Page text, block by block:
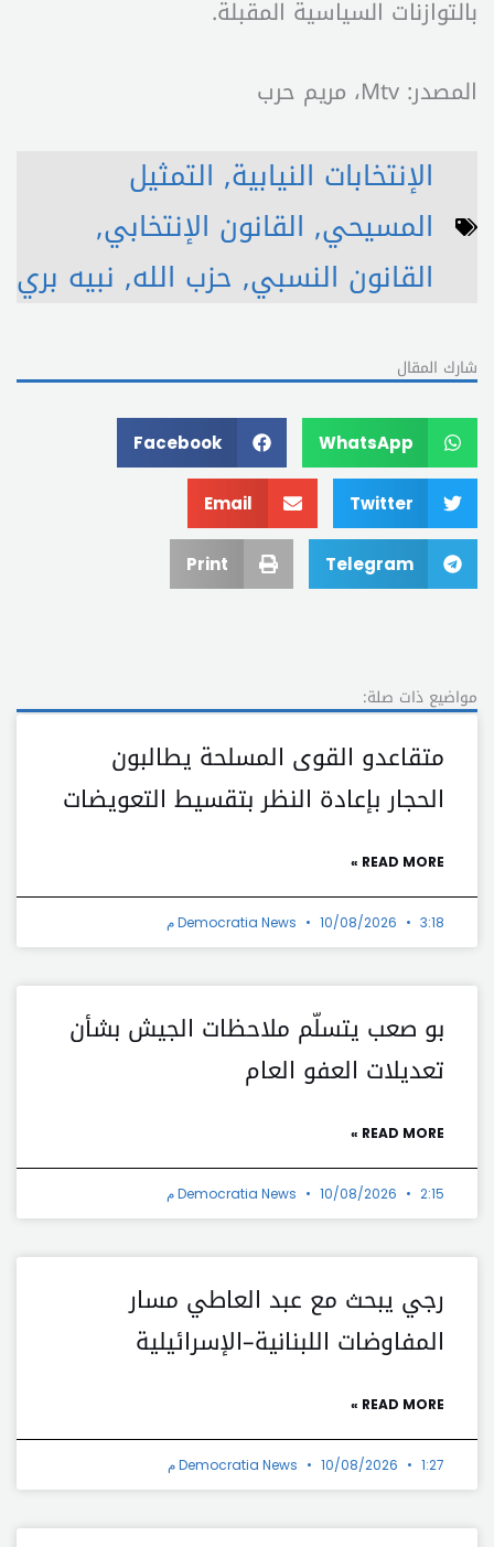
بالتوازنات السياسية المقبلة.
المصدر: Mtv، مريم حرب
الإنتخابات النيابية, التمثيل
المسيحي, القانون الإنتخابي,
القانون النسبي, حزب الله, نبيه بري
شارك المقال
WhatsApp
Facebook
Twitter
Email
Telegram
Print
مواضيع ذات صلة:
متقاعدو القوى المسلحة يطالبون
الحجار بإعادة النظر بتقسيط التعويضات
READ MORE »
Democratia News 10/08/2026 3:18 م
بو صعب يتسلّم ملاحظات الجيش بشأن
تعديلات العفو العام
READ MORE »
Democratia News 10/08/2026 2:15 م
رجي يبحث مع عبد العاطي مسار
المفاوضات اللبنانية–الإسرائيلية
READ MORE »
Democratia News 10/08/2026 1:27 م